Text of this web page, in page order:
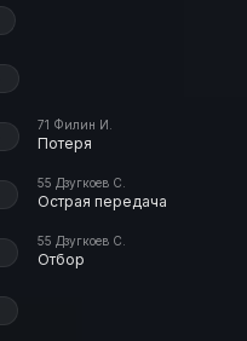
71 Филин И.
Потеря
55 Дзугкоев С.
Острая передача
55 Дзугкоев С.
Отбор